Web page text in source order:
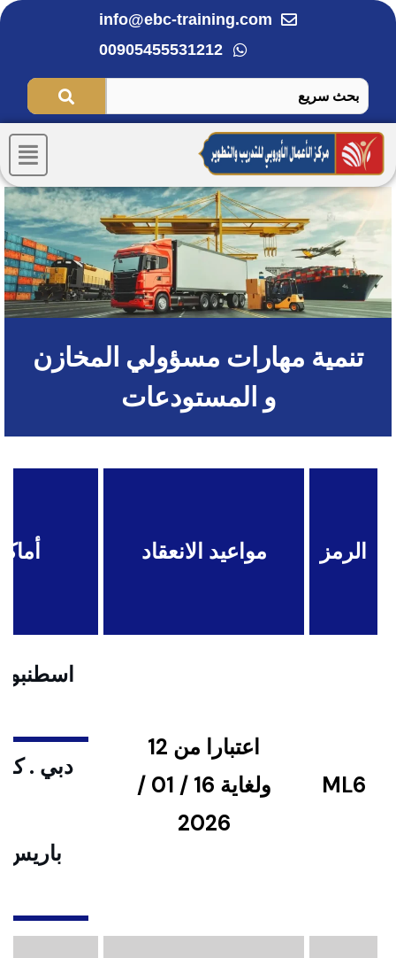
تخطي
info@ebc-training.com
00905455531212
تنمية مهارات مسؤولي المخازن
و المستودعات
الرمز مواعيد الانعقاد
ML6
اعتبارا من 12
ولغاية 16 / 01 /
2026
دبي .
باريس